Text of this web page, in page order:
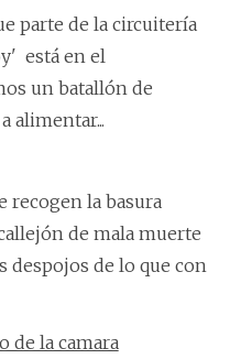
parte de la circuitería
está en el
un batallón de
alimentar...
recogen la basura
de mala muerte
despojos de lo que con
de la camara